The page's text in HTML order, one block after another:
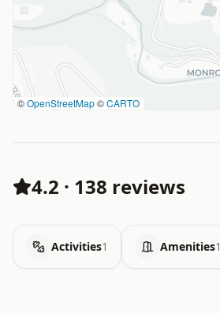
©OpenStreetMap©CARTO
4.2 · 138 reviews
Activities1 Amenities1